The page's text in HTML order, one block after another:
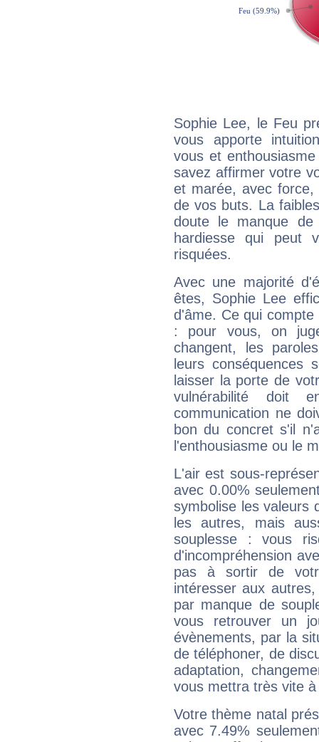
Sophie Lee, le Feu
vous apporte
vous et
savez affirmer votre
et marée, avec
de vos buts. La
doute le manque
hardiesse qui peut
risquées.
Avec une majorité
êtes, Sophie Lee
d'âme. Ce qui
: pour vous, on
changent, les
leurs conséquences
laisser la porte de
vulnérabilité doit
communication ne
bon du concret s'il
l'enthousiasme ou le
L'air est sous-
avec 0.00%
symbolise les valeurs
les autres, mais
souplesse : vous
d'incompréhension
pas à sortir de
intéresser aux
par manque de
vous retrouver un
évènements, par la
de téléphoner, de
adaptation,
vous mettra très vite
Votre thème natal
avec 7.49%